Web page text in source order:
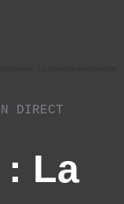
DIRECT
La